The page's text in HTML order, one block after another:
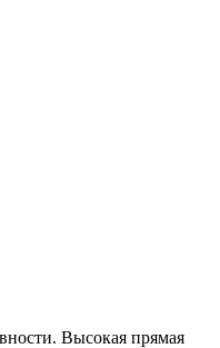
Высокая прямая